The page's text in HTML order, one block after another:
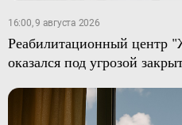
16:00, 9 августа 2026
Реабилитационный центр
оказался под угрозой